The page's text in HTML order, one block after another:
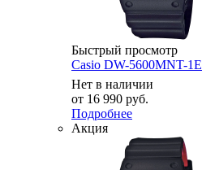
Быстрый просмотр
Casio DW-5600MNT-1E
Нет в наличии
от 16 990 руб.
Подробнее
Акция